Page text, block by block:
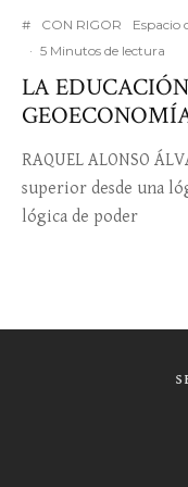
# CON RIGOR Espacio
· 5 Minutos de lectura
LA
RAQUEL ALONSO
superior desde una
lógica de poder